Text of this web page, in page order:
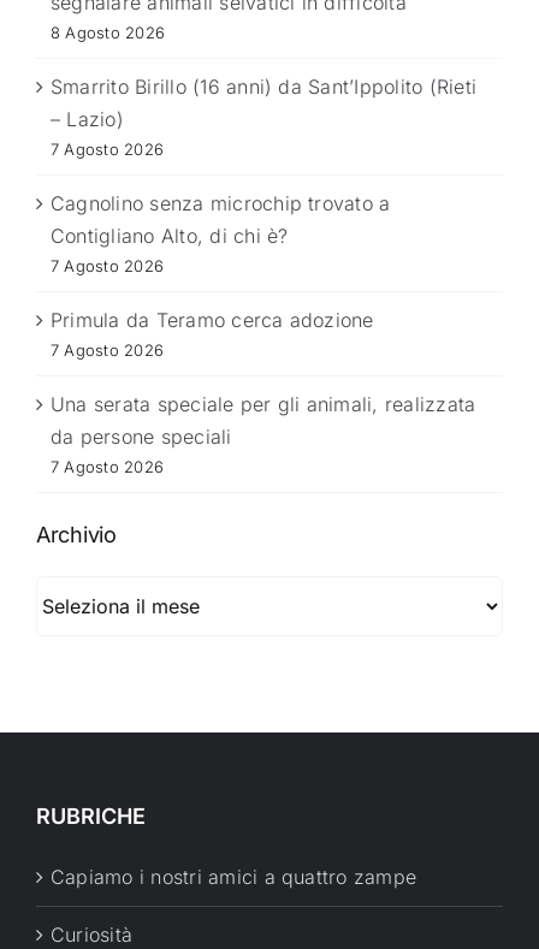
8 Agosto 2026
Smarrito Birillo (16 anni) da Sant’Ippolito (Rieti
– Lazio)
7 Agosto 2026
Cagnolino senza microchip trovato a
Contigliano Alto, di chi è?
7 Agosto 2026
Primula da Teramo cerca adozione
7 Agosto 2026
Una serata speciale per gli animali, realizzata
da persone speciali
7 Agosto 2026
Archivio
RUBRICHE
Capiamo i nostri amici a quattro zampe
Curiosità